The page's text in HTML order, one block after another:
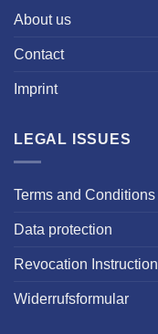
About us
Contact
Imprint
LEGAL ISSUES
Terms and Conditions
Data protection
Revocation Instruction
Widerrufsformular